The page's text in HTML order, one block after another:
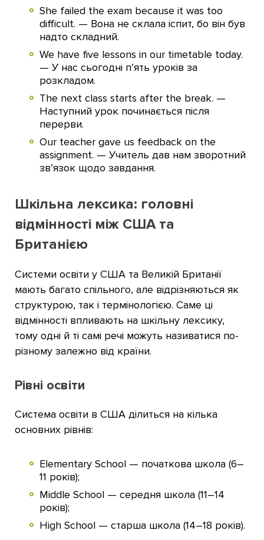
She failed the exam because it was too
difficult. — Вона не склала іспит, бо він був
надто складний.
We have five lessons in our timetable today.
— У нас сьогодні п’ять уроків за
розкладом.
The next class starts after the break. —
Наступний урок починається після
перерви.
Our teacher gave us feedback on the
assignment. — Учитель дав нам зворотний
зв’язок щодо завдання.
Шкільна лексика: головні
відмінності між США та
Британією
Системи освіти у США та Великій Британії
мають багато спільного, але відрізняються як
структурою, так і термінологією. Саме ці
відмінності впливають на шкільну лексику,
тому одні й ті самі речі можуть називатися по-
різному залежно від країни.
Рівні освіти
Система освіти в США ділиться на кілька
основних рівнів:
Elementary School — початкова школа (6–
11 років);
Middle School — середня школа (11–14
років);
High School — старша школа (14–18 років).